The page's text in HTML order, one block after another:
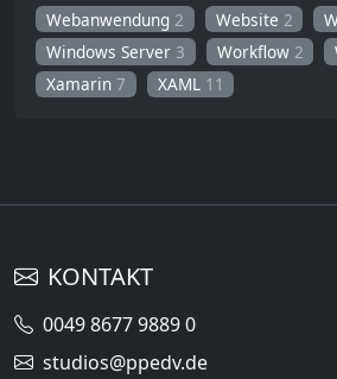
Webanwendung 2 Website 2
Windows Server 3 Workflow 2
Xamarin7 XAML 11
KONTAKT
0049 8677 9889 0
studios@ppedv.de